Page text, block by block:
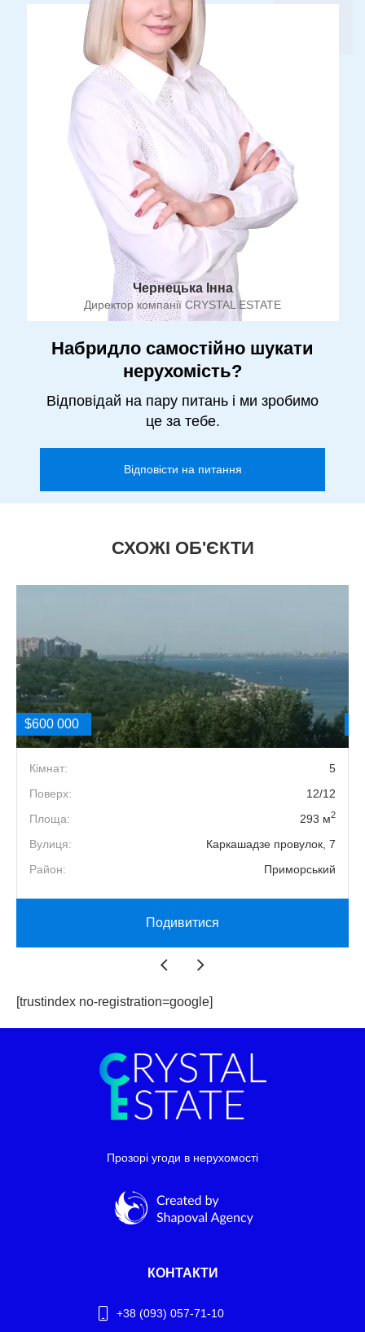
Чернецька Інна
Директор компанії CRYSTAL ESTATE
Набридло самостійно шукати
нерухомість?
Відповідай на пару питань і ми зробимо
це за тебе.
Відповісти на питання
СХОЖІ ОБ'ЄКТИ
$600 000
Кімнат:
5
Поверх:
12/12
Площа:
293 м2
Вулиця:
Каркашадзе провулок, 7
Район:
Приморський
Подивитися
[trustindex no-registration=google]
Прозорі угоди в нерухомості
КОНТАКТИ
+38 (093) 057-71-10